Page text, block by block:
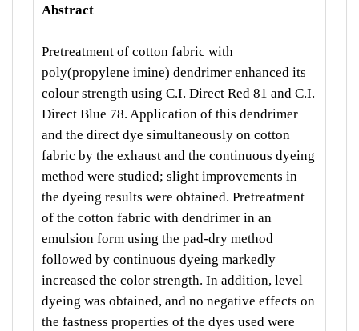
Abstract
Pretreatment of cotton fabric with
poly(propylene imine) dendrimer enhanced its
colour strength using C.I. Direct Red 81 and C.I.
Direct Blue 78. Application of this dendrimer
and the direct dye simultaneously on cotton
fabric by the exhaust and the continuous dyeing
method were studied; slight improvements in
the dyeing results were obtained. Pretreatment
of the cotton fabric with dendrimer in an
emulsion form using the pad-dry method
followed by continuous dyeing markedly
increased the color strength. In addition, level
dyeing was obtained, and no negative effects on
the fastness properties of the dyes used were